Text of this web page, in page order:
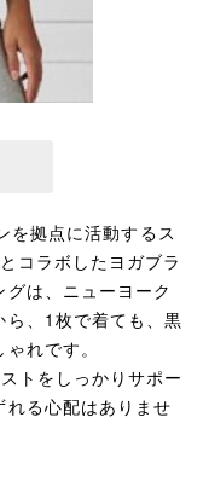
を拠点に活動するス
コラボしたヨガブラ
は、ニューヨーク
ら、1枚で着ても、黒
れです。
トをしっかりサポー
れる心配はありませ